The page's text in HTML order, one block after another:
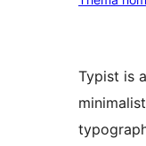
Typist is